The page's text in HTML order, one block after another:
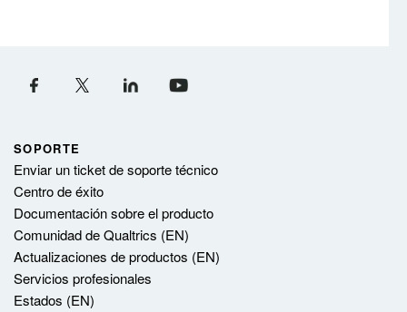
SOPORTE
Enviar un ticket de soporte técnico
Centro de éxito
Documentación sobre el producto
Comunidad de Qualtrics (EN)
Actualizaciones de productos (EN)
Servicios profesionales
Estados (EN)